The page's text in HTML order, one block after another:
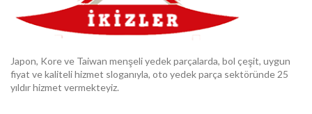
Japon, Kore ve Taiwan menşeli yedek parçalarda, bol çeşit, uygun
fiyat ve kaliteli hizmet sloganıyla, oto yedek parça sektöründe 25
yıldır hizmet vermekteyiz.